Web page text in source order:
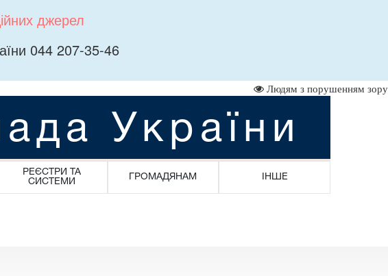
джерел
044 207-35-46
Людям з порушенням зору
України
РЕЄСТРИ ТА
СИСТЕМИ
ГРОМАДЯНАМ ІНШЕ